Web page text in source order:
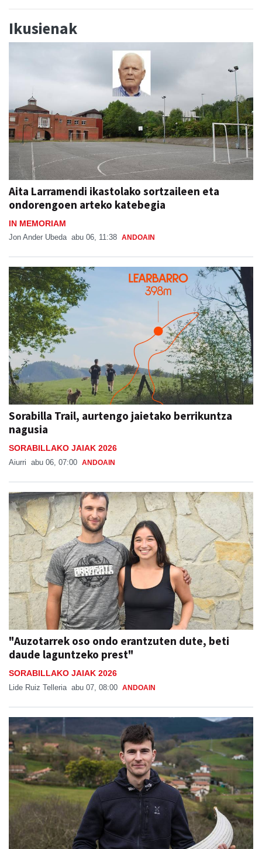
Ikusienak
Aita Larramendi ikastolako sortzaileen eta
ondorengoen arteko katebegia
IN MEMORIAM
Jon Ander Ubeda abu 06, 11:38 ANDOAIN
Sorabilla Trail, aurtengo jaietako berrikuntza
nagusia
SORABILLAKO JAIAK 2026
Aiurri abu 06, 07:00 ANDOAIN
"Auzotarrek oso ondo erantzuten dute, beti
daude laguntzeko prest"
SORABILLAKO JAIAK 2026
Lide Ruiz Telleria abu 07, 08:00 ANDOAIN